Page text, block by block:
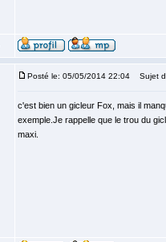
Posté le: 05/05/2014 22:04 Sujet
c'est bien un gicleur Fox, mais il
exemple.Je rappelle que le trou du
maxi.